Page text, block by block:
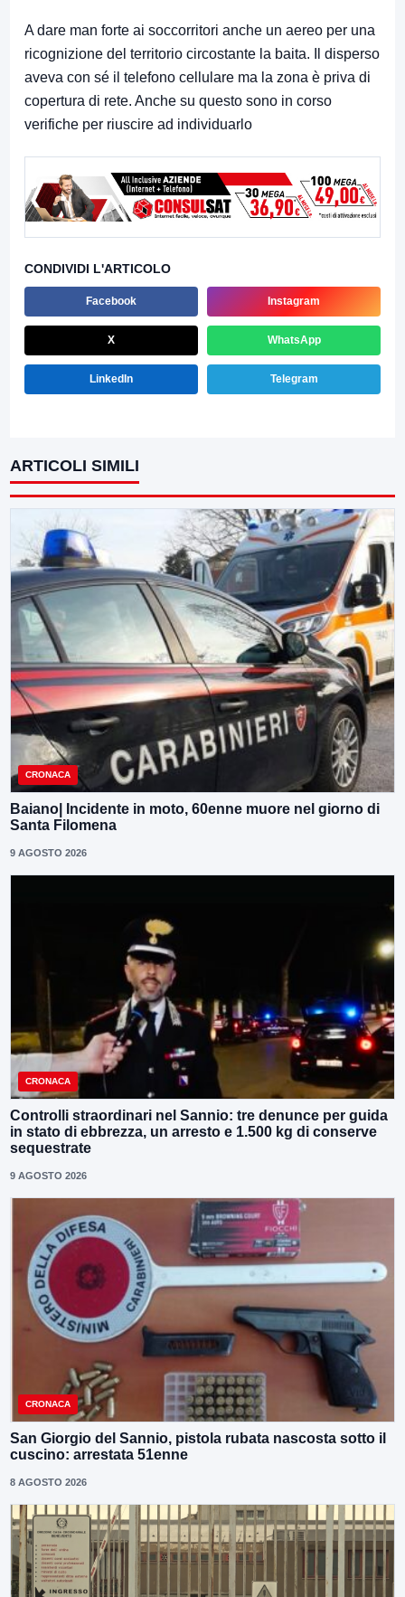
A dare man forte ai soccorritori anche un aereo per una
ricognizione del territorio circostante la baita. Il disperso
aveva con sé il telefono cellulare ma la zona è priva di
copertura di rete. Anche su questo sono in corso
verifiche per riuscire ad individuarlo
CONDIVIDI L'ARTICOLO
Facebook Instagram
X WhatsApp
LinkedIn Telegram
ARTICOLI SIMILI
CRONACA
Baiano| Incidente in moto, 60enne muore nel giorno di
Santa Filomena
9 AGOSTO 2026
CRONACA
Controlli straordinari nel Sannio: tre denunce per guida
in stato di ebbrezza, un arresto e 1.500 kg di conserve
sequestrate
9 AGOSTO 2026
CRONACA
San Giorgio del Sannio, pistola rubata nascosta sotto il
cuscino: arrestata 51enne
8 AGOSTO 2026